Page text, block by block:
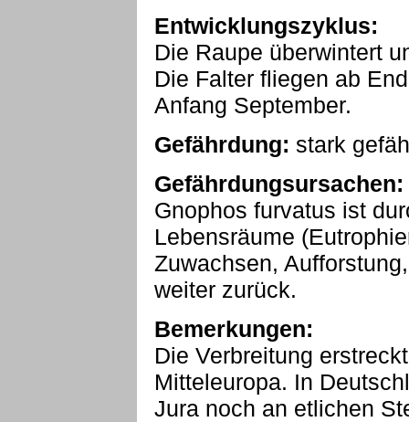
Entwicklungszyklus:
Die Raupe überwintert
Die Falter fliegen ab
Anfang September.
Gefährdung: stark
Gefährdungsursachen:
Gnophos furvatus ist
Lebensräume
Zuwachsen,
weiter zurück.
Bemerkungen:
Die Verbreitung
Mitteleuropa. In
Jura noch an etlichen